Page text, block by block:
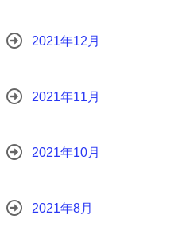
2021年12月
2021年11月
2021年10月
2021年8月